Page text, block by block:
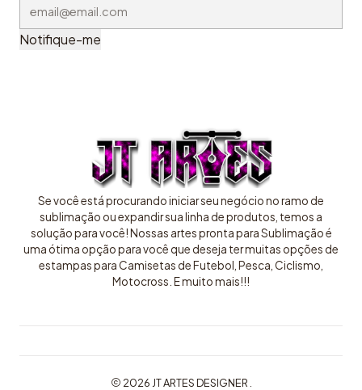
Notifique-me
Se você está procurando iniciar seu negócio no ramo de
sublimação ou expandir sua linha de produtos, temos a
solução para você! Nossas artes pronta para Sublimação é
uma ótima opção para você que deseja ter muitas opções de
estampas para Camisetas de Futebol, Pesca, Ciclismo,
Motocross. E muito mais!!!
2026 JT ARTES DESIGNER .